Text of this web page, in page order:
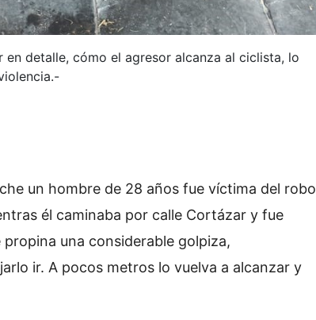
detalle, cómo el agresor alcanza al ciclista, lo
un hombre de 28 años fue víctima del robo
él caminaba por calle Cortázar y fue
una considerable golpiza,
ir. A pocos metros lo vuelva a alcanzar y